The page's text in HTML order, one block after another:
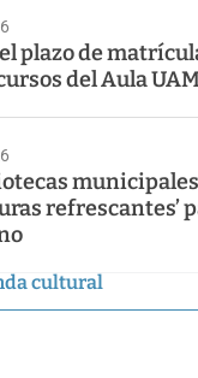
plazo de
del Aula
refrescantes’
cultural